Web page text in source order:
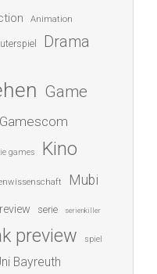
Animation
Drama
Game
Gamescom
games Kino
Mubi
review serie serienkiller
preview spiel
Bayreuth